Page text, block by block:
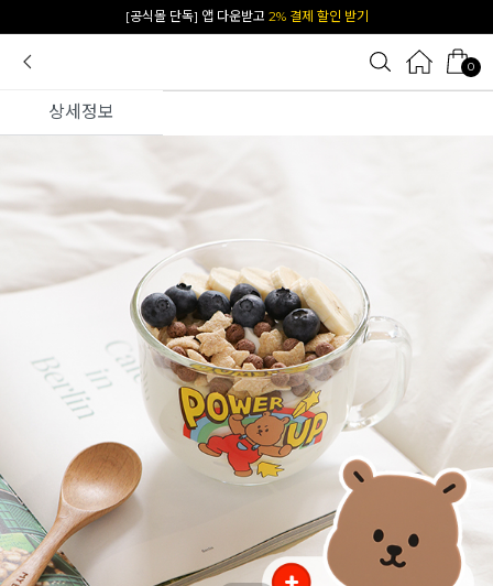
카카오 플친 추가하면1천원 즉시 할인 쿠폰
0
상세정보